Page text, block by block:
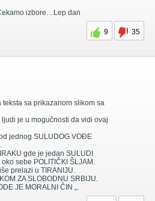
izbore…Lep dan
9
35
sa prikazanom slikom sa
je u mogučnosti da vidi ovaj
jednog SULUDOG VOĐE
gde je jedan SULUDI
sebe POLITIČKI ŠLJAM.
prelazi u TIRANIJU.
ZA SLOBODNU SRBIJU.
JE MORALNI ČIN „.